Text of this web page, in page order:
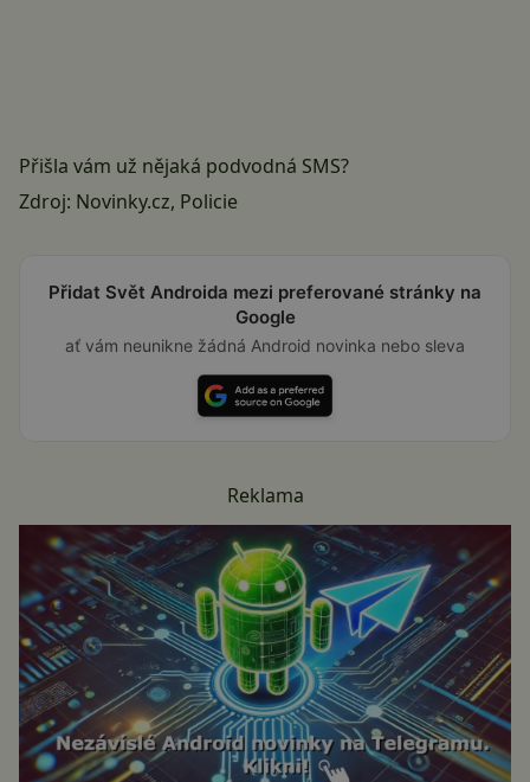
Přišla vám už nějaká podvodná SMS?
Zdroj: Novinky.cz, Policie
Přidat Svět Androida mezi preferované stránky na
Google
ať vám neunikne žádná Android novinka nebo sleva
Reklama